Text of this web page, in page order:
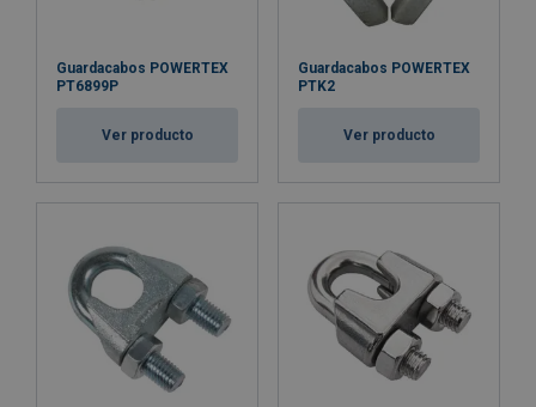
Guardacabos POWERTEX
PT6899P
Ver producto
Guardacabos POWERTEX
PTK2
Ver producto